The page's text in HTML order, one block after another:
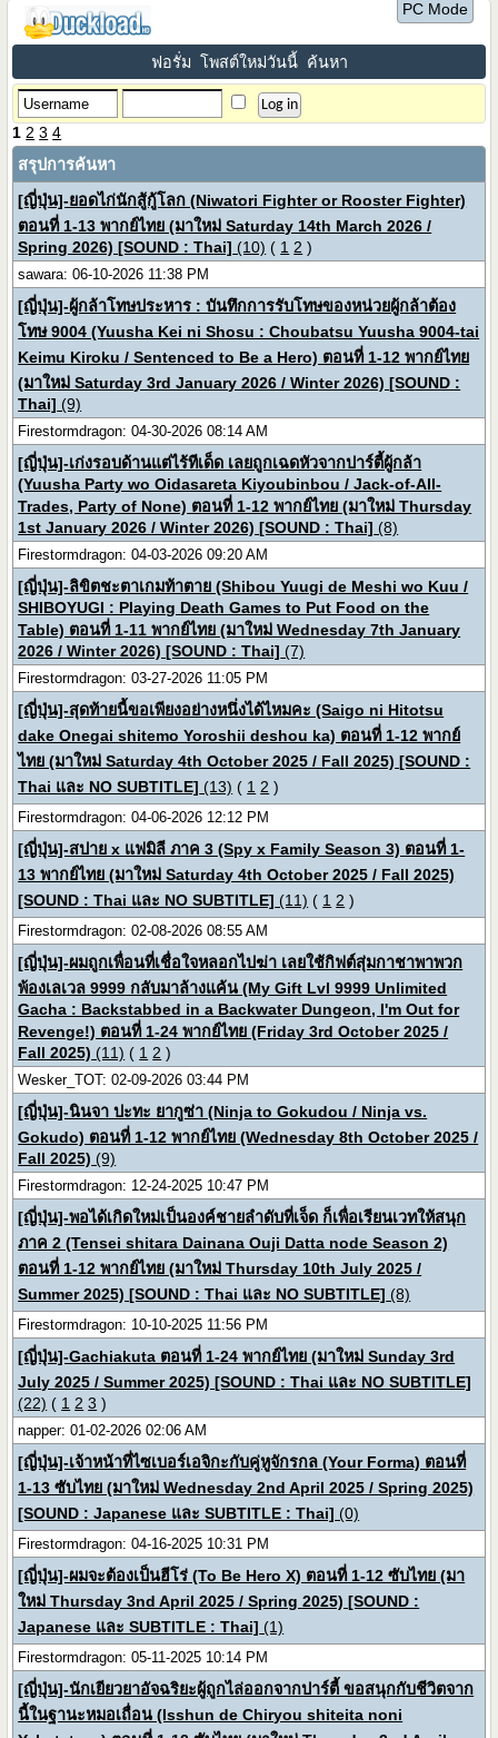
PC Mode
ฟอรั่ม โพสต์ใหม่วันนี้ ค้นหา
1 2 3 4
สรุปการค้นหา
[ญี่ปุ่น]-ยอดไก่นักสู้กู้โลก (Niwatori Fighter or Rooster Fighter)
ตอนที่ 1-13 พากย์ไทย (มาใหม่ Saturday 14th March 2026 /
Spring 2026) [SOUND : Thai] (10) ( 1 2 )
sawara: 06-10-2026 11:38 PM
[ญี่ปุ่น]-ผู้กล้าโทษประหาร : บันทึกการรับโทษของหน่วยผู้กล้าต้อง
โทษ 9004 (Yuusha Kei ni Shosu : Choubatsu Yuusha 9004-tai
Keimu Kiroku / Sentenced to Be a Hero) ตอนที่ 1-12 พากย์ไทย
(มาใหม่ Saturday 3rd January 2026 / Winter 2026) [SOUND :
Thai] (9)
Firestormdragon: 04-30-2026 08:14 AM
[ญี่ปุ่น]-เก่งรอบด้านแต่ไร้ทีเด็ด เลยถูกเฉดหัวจากปาร์ตี้ผู้กล้า
(Yuusha Party wo Oidasareta Kiyoubinbou / Jack-of-All-
Trades, Party of None) ตอนที่ 1-12 พากย์ไทย (มาใหม่ Thursday
1st January 2026 / Winter 2026) [SOUND : Thai] (8)
Firestormdragon: 04-03-2026 09:20 AM
[ญี่ปุ่น]-ลิขิตชะตาเกมท้าตาย (Shibou Yuugi de Meshi wo Kuu /
SHIBOYUGI : Playing Death Games to Put Food on the
Table) ตอนที่ 1-11 พากย์ไทย (มาใหม่ Wednesday 7th January
2026 / Winter 2026) [SOUND : Thai] (7)
Firestormdragon: 03-27-2026 11:05 PM
[ญี่ปุ่น]-สุดท้ายนี้ขอเพียงอย่างหนึ่งได้ไหมคะ (Saigo ni Hitotsu
dake Onegai shitemo Yoroshii deshou ka) ตอนที่ 1-12 พากย์
ไทย (มาใหม่ Saturday 4th October 2025 / Fall 2025) [SOUND :
Thai และ NO SUBTITLE] (13) ( 1 2 )
Firestormdragon: 04-06-2026 12:12 PM
[ญี่ปุ่น]-สปาย x แฟมิลี ภาค 3 (Spy x Family Season 3) ตอนที่ 1-
13 พากย์ไทย (มาใหม่ Saturday 4th October 2025 / Fall 2025)
[SOUND : Thai และ NO SUBTITLE] (11) ( 1 2 )
Firestormdragon: 02-08-2026 08:55 AM
[ญี่ปุ่น]-ผมถูกเพื่อนที่เชื่อใจหลอกไปฆ่า เลยใช้กิฟต์สุ่มกาชาพาพวก
พ้องเลเวล 9999 กลับมาล้างแค้น (My Gift Lvl 9999 Unlimited
Gacha : Backstabbed in a Backwater Dungeon, I'm Out for
Revenge!) ตอนที่ 1-24 พากย์ไทย (Friday 3rd October 2025 /
Fall 2025) (11) ( 1 2 )
Wesker_TOT: 02-09-2026 03:44 PM
[ญี่ปุ่น]-นินจา ปะทะ ยากูซ่า (Ninja to Gokudou / Ninja vs.
Gokudo) ตอนที่ 1-12 พากย์ไทย (Wednesday 8th October 2025 /
Fall 2025) (9)
Firestormdragon: 12-24-2025 10:47 PM
[ญี่ปุ่น]-พอได้เกิดใหม่เป็นองค์ชายลำดับที่เจ็ด ก็เพื่อเรียนเวทให้สนุก
ภาค 2 (Tensei shitara Dainana Ouji Datta node Season 2)
ตอนที่ 1-12 พากย์ไทย (มาใหม่ Thursday 10th July 2025 /
Summer 2025) [SOUND : Thai และ NO SUBTITLE] (8)
Firestormdragon: 10-10-2025 11:56 PM
[ญี่ปุ่น]-Gachiakuta ตอนที่ 1-24 พากย์ไทย (มาใหม่ Sunday 3rd
July 2025 / Summer 2025) [SOUND : Thai และ NO SUBTITLE]
(22) ( 1 2 3 )
napper: 01-02-2026 02:06 AM
[ญี่ปุ่น]-เจ้าหน้าที่ไซเบอร์เอจิกะกับคู่หูจักรกล (Your Forma) ตอนที่
1-13 ซับไทย (มาใหม่ Wednesday 2nd April 2025 / Spring 2025)
[SOUND : Japanese และ SUBTITLE : Thai] (0)
Firestormdragon: 04-16-2025 10:31 PM
[ญี่ปุ่น]-ผมจะต้องเป็นฮีโร่ (To Be Hero X) ตอนที่ 1-12 ซับไทย (มา
ใหม่ Thursday 3nd April 2025 / Spring 2025) [SOUND :
Japanese และ SUBTITLE : Thai] (1)
Firestormdragon: 05-11-2025 10:14 PM
[ญี่ปุ่น]-นักเยียวยาอัจฉริยะผู้ถูกไล่ออกจากปาร์ตี้ ขอสนุกกับชีวิตจาก
นี้ในฐานะหมอเถื่อน (Isshun de Chiryou shiteita noni